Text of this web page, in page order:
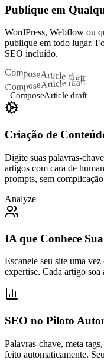
Publique em
WordPress, Webflow ou
publique em todo lugar.
SEO incluído.
ComposeArticle draft
ComposeArticle draft
ComposeArticle draft
Criação de
Digite suas palavras-
artigos com cara de
prompts, sem
Analyze
IA que Conhece
Escaneie seu site uma
expertise. Cada artigo
SEO no Piloto
Palavras-chave, meta
feito automaticamente.